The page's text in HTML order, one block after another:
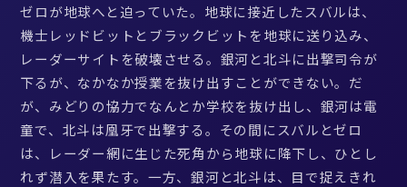
ゼロが地球へと迫っていた。地球に接近したスバルは、
機士レッドビットとブラックビットを地球に送り込み、
レーダーサイトを破壊させる。銀河と北斗に出撃司令が
下るが、なかなか授業を抜け出すことができない。だ
が、みどりの協力でなんとか学校を抜け出し、銀河は電
童で、北斗は凰牙で出撃する。その間にスバルとゼロ
は、レーダー網に生じた死角から地球に降下し、ひとし
れず潜入を果たす。一方、銀河と北斗は、目で捉えきれ